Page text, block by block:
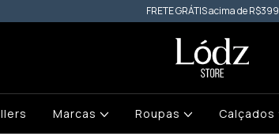
FRETE GRÁTIS acima de R$399
Marcas Roupas Calçados